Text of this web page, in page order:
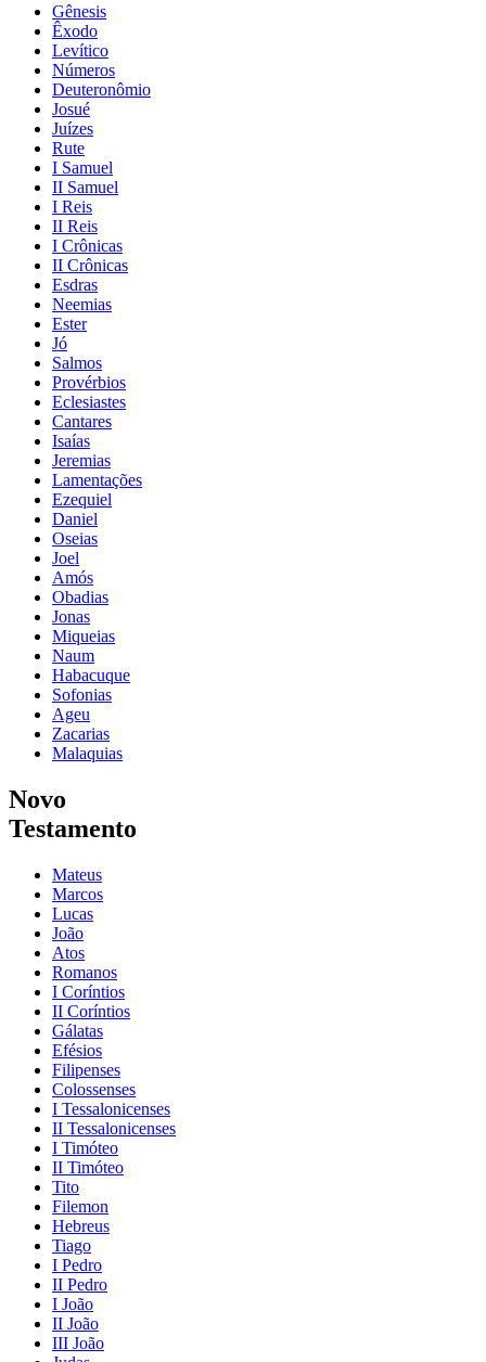
Gênesis
Êxodo
Levítico
Números
Deuteronômio
Josué
Juízes
Rute
I Samuel
II Samuel
I Reis
II Reis
I Crônicas
II Crônicas
Esdras
Neemias
Ester
Jó
Salmos
Provérbios
Eclesiastes
Cantares
Isaías
Jeremias
Lamentações
Ezequiel
Daniel
Oseias
Joel
Amós
Obadias
Jonas
Miqueias
Naum
Habacuque
Sofonias
Ageu
Zacarias
Malaquias
Novo
Testamento
Mateus
Marcos
Lucas
João
Atos
Romanos
I Coríntios
II Coríntios
Gálatas
Efésios
Filipenses
Colossenses
I Tessalonicenses
II Tessalonicenses
I Timóteo
II Timóteo
Tito
Filemon
Hebreus
Tiago
I Pedro
II Pedro
I João
II João
III João